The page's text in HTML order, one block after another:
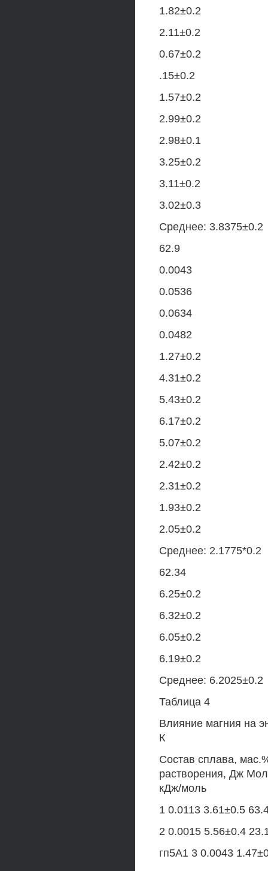
1.82±0.2
2.11±0.2
0.67±0.2
.15±0.2
1.57±0.2
2.99±0.2
2.98±0.1
3.25±0.2
3.11±0.2
3.02±0.3
Среднее: 3.8375±0.2
62.9
0.0043
0.0536
0.0634
0.0482
1.27±0.2
4.31±0.2
5.43±0.2
6.17±0.2
5.07±0.2
2.42±0.2
2.31±0.2
1.93±0.2
2.05±0.2
Среднее: 2.1775*0.2
62.34
6.25±0.2
6.32±0.2
6.05±0.2
6.19±0.2
Среднее: 6.2025±0.2
Таблица 4
Влияние магния на
К
Состав сплава,
растворения, Дж
кДж/моль
1 0.0113 3.61±0.5
2 0.0015 5.56±0.4
гп5А1 3 0.0043